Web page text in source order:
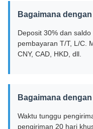
Bagaimana
Deposit 30% dan
pembayaran T/T, L/C.
CNY, CAD, HKD, dll.
Bagaimana
Waktu tunggu
pengiriman 20 hari